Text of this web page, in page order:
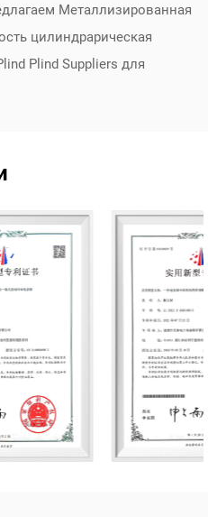
Металлизированная
цилиндрарическая
Plind Suppliers для